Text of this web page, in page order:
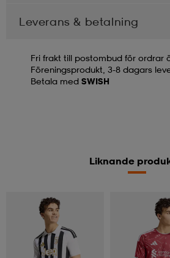
Leverans & betalning
Fri frakt till postombud för ordrar
Föreningsprodukt, 3-8 dagars
Betala med SWISH
Liknande